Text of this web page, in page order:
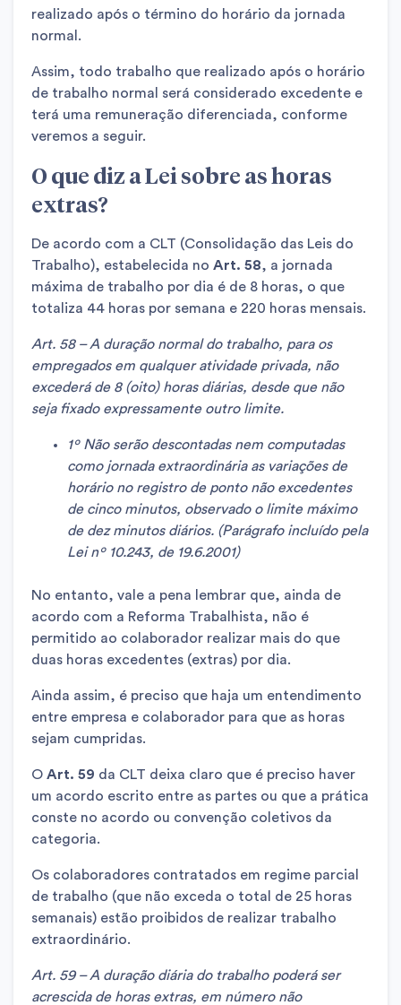
realizado após o término do horário da jornada
normal.
Assim, todo trabalho que realizado após o horário
de trabalho normal será considerado excedente e
terá uma remuneração diferenciada, conforme
veremos a seguir.
O que diz a Lei sobre as horas
extras?
De acordo com a CLT (Consolidação das Leis do
Trabalho), estabelecida no Art. 58, a jornada
máxima de trabalho por dia é de 8 horas, o que
totaliza 44 horas por semana e 220 horas mensais.
Art. 58 – A duração normal do trabalho, para os
empregados em qualquer atividade privada, não
excederá de 8 (oito) horas diárias, desde que não
seja fixado expressamente outro limite.
1º Não serão descontadas nem computadas
como jornada extraordinária as variações de
horário no registro de ponto não excedentes
de cinco minutos, observado o limite máximo
de dez minutos diários. (Parágrafo incluído pela
Lei nº 10.243, de 19.6.2001)
No entanto, vale a pena lembrar que, ainda de
acordo com a Reforma Trabalhista, não é
permitido ao colaborador realizar mais do que
duas horas excedentes (extras) por dia.
Ainda assim, é preciso que haja um entendimento
entre empresa e colaborador para que as horas
sejam cumpridas.
O Art. 59 da CLT deixa claro que é preciso haver
um acordo escrito entre as partes ou que a prática
conste no acordo ou convenção coletivos da
categoria.
Os colaboradores contratados em regime parcial
de trabalho (que não exceda o total de 25 horas
semanais) estão proibidos de realizar trabalho
extraordinário.
Art. 59 – A duração diária do trabalho poderá ser
acrescida de horas extras, em número não